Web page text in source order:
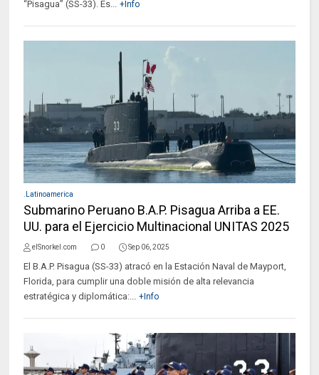
“Pisagua” (SS-33). Es... +Info
.Latinoamerica
Submarino Peruano B.A.P. Pisagua Arriba a EE.
UU. para el Ejercicio Multinacional UNITAS 2025
elSnorkel.com 0 Sep 06, 2025
El B.A.P. Pisagua (SS-33) atracó en la Estación Naval de Mayport,
Florida, para cumplir una doble misión de alta relevancia
estratégica y diplomática:... +Info